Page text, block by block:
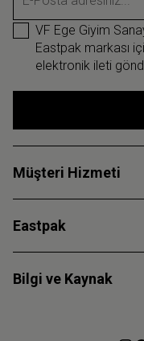
VF Ege Giyim
Eastpak markası
elektronik ileti
Müşteri Hizmeti
Eastpak
Bilgi ve Kaynak